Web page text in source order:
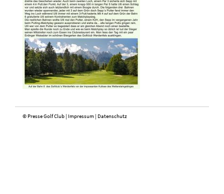
© Presse Golf Club | Impressum | Datenschutz